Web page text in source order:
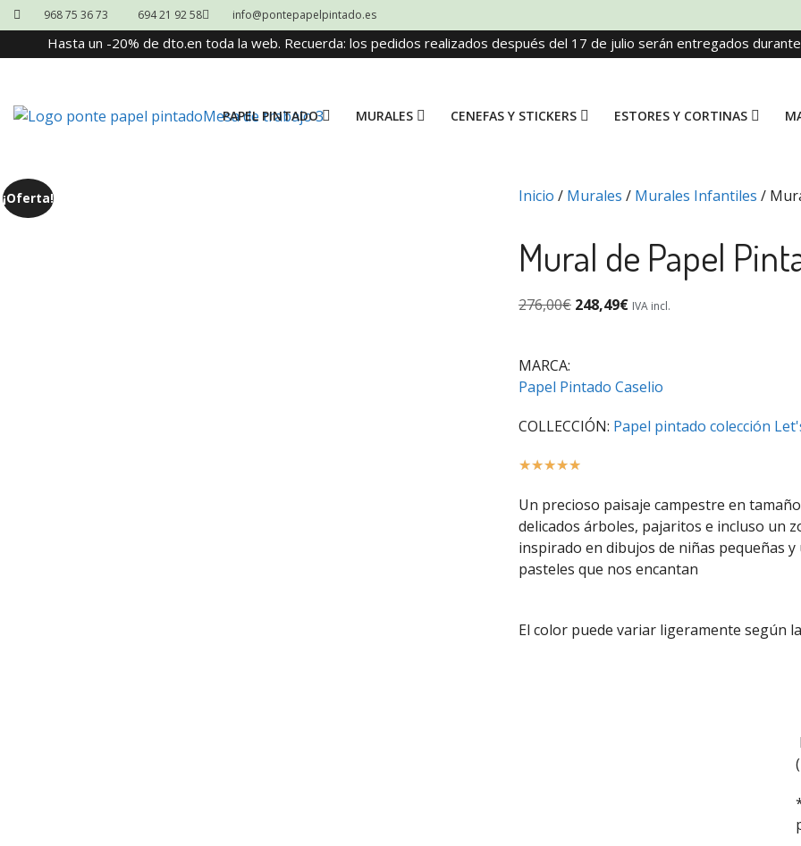
968 75 36 73 694 21 92 58 info@pontepapelpintado.es
Hasta un -20% de dto.en toda la web. Recuerda: los pedidos realizados después del 17 de julio serán entregados
PAPEL PINTADO MURALES CENEFAS Y STICKERS ESTORES Y CORTINAS
¡Oferta! Inicio / Murales / Murales Infantiles /
Mural de Papel
276,00€ 248,49€ IVA incl.
MARCA:
Papel Pintado Caselio
COLLECCIÓN: Papel pintado colección
☆☆☆☆☆
Un precioso paisaje campestre en
delicados árboles, pajaritos e incluso un
inspirado en dibujos de niñas pequeñas
pasteles que nos encantan
El color puede variar ligeramente según